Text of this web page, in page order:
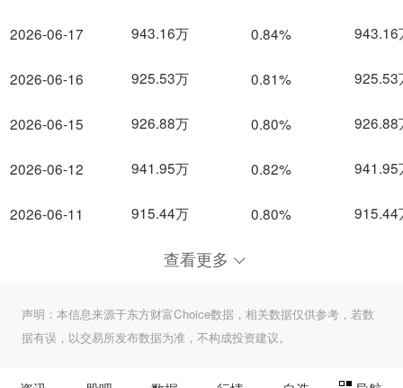
2026-06-17
2026-06-16
2026-06-15
2026-06-12
2026-06-11
943.16万 0.84% 943.16
925.53万 0.81% 925.53
926.88万 0.80% 926.88
941.95万 0.82% 941.95
915.44万 0.80% 915.44
查看更多
声明：本信息来源于东方财富Choice数据，相关数据仅供参考，若数
据有误，以交易所发布数据为准，不构成投资建议。